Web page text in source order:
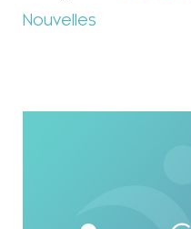
Nouvelles